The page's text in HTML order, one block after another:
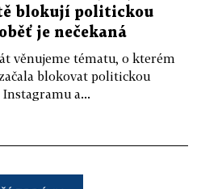
blokují politickou
je nečekaná
věnujeme tématu, o kterém
blokovat politickou
a...